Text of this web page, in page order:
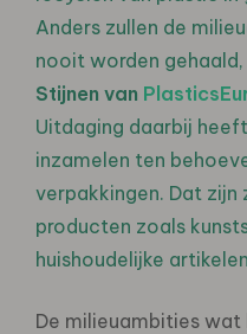
Anders zullen de
nooit worden
Stijnen van
Uitdaging daarbij
inzamelen ten
verpakkingen. Dat
producten zoals
huishoudelijke
De milieuambities